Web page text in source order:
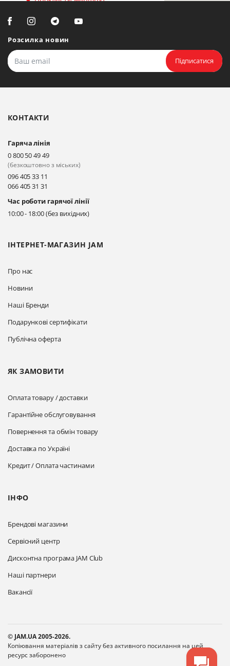
Біла Церква, вул. Ярослава
Мудрого, 20, офіс 108
Прокласти маршрут
Київ, вул. Драгоманова 31-д
Прокласти маршрут
Київ, вул. Драгоманова 31-д
Прокласти маршрут
Розсилка новин
Підписатися
ІНТЕРНЕТ-МАГАЗИН JAM
Про нас
Новини
Наші Бренди
Подарункові сертифікати
Публічна оферта
ЯК ЗАМОВИТИ
Оплата товару / доставки
Гарантійне обслуговування
Повернення та обмін товару
Доставка по Україні
Кредит / Оплата частинами
ІНФО
Брендові магазини
Сервісний центр
Дисконтна програма JAM Club
Наші партнери
Вакансії
КОНТАКТИ
Гаряча лінія
0 800 50 49 49
(безкоштовно з міських)
096 405 33 11
066 405 31 31
Час роботи гарячої лінії
10:00 - 18:00 (без вихідних)
© JAM.UA 2005-2026.
Копіювання матеріалів з сайту без активного посилання на цей
ресурс заборонено